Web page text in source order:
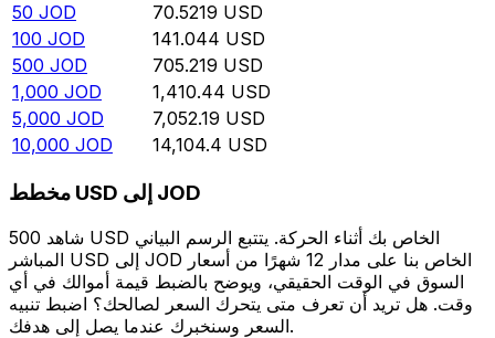
50 JOD 70.5219 USD
100 JOD 141.044 USD
500 JOD 705.219 USD
1,000 JOD 1,410.44 USD
5,000 JOD 7,052.19 USD
10,000 JOD 14,104.4 USD
مخطط USD إلى JOD
شاهد 500 USD الخاص بك أثناء الحركة. يتتبع الرسم البياني
المباشر USD إلى JOD الخاص بنا على مدار 12 شهرًا من أسعار
السوق في الوقت الحقيقي، ويوضح بالضبط قيمة أموالك في أي
وقت. هل تريد أن تعرف متى يتحرك السعر لصالحك؟ اضبط تنبيه
السعر وسنخبرك عندما يصل إلى هدفك.